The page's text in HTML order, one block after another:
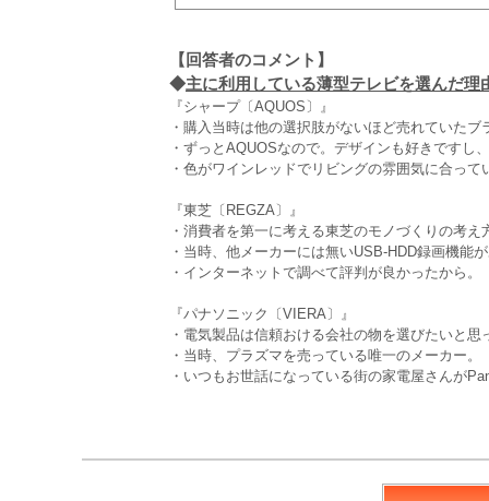
【回答者のコメント】
◆主に利用している薄型テレビを選んだ理
『シャープ〔AQUOS〕』
・購入当時は他の選択肢がないほど売れていたブ
・ずっとAQUOSなので。デザインも好きですし
・色がワインレッドでリビングの雰囲気に合って
『東芝〔REGZA〕』
・消費者を第一に考える東芝のモノづくりの考え
・当時、他メーカーには無いUSB-HDD録画機能
・インターネットで調べて評判が良かったから。
『パナソニック〔VIERA〕』
・電気製品は信頼おける会社の物を選びたいと
・当時、プラズマを売っている唯一のメーカー。
・いつもお世話になっている街の家電屋さんが